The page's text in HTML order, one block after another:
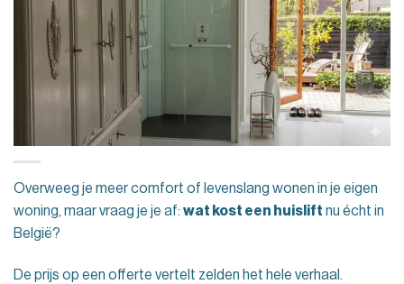
Overweeg je meer comfort of levenslang wonen in je eigen
woning, maar vraag je je af: wat kost een huislift nu écht in
België?
De prijs op een offerte vertelt zelden het hele verhaal.